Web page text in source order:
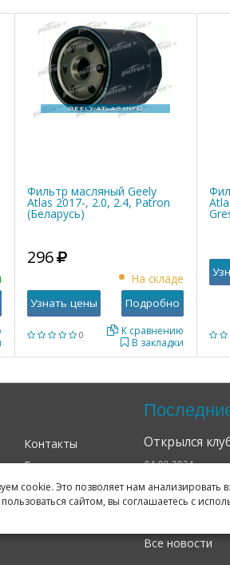
cookie. Это позволяет нам анализировать
сайтом, вы соглашаетесь с
Фильтр масляный Geely
Atlas 2017-, 2.0, 2.4, Patron
(Беларусь)
0
296
На складе
В закладки
К сравнению
Узнать цены Подробно
Контакты
Гарантия
Соглашение
Открылся
04.09.2024
Отзывы о нас
Все новости